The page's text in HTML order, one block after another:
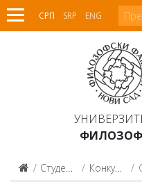
СРП SRP ENG
Студенти Конкурси